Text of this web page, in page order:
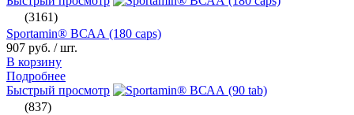
(3161)
Sportamin® ВСАА (180 caps)
907 руб. / шт.
В корзину
Подробнее
Быстрый просмотр
(837)